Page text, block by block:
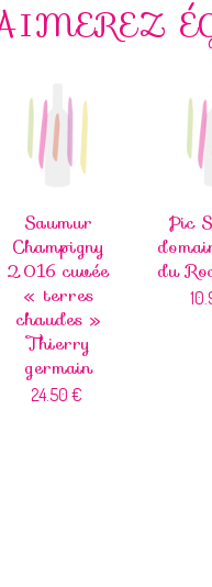
Saumur
Champigny
2016 cuvée
« terres
chaudes »
Thierry
germain
24.50 €
Pic
du